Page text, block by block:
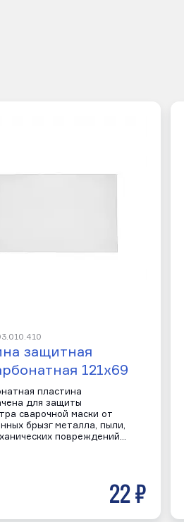
защитная
121х69
пластина
для защиты
сварочной маски от
брызг металла, пыли,
повреждений…
22 р